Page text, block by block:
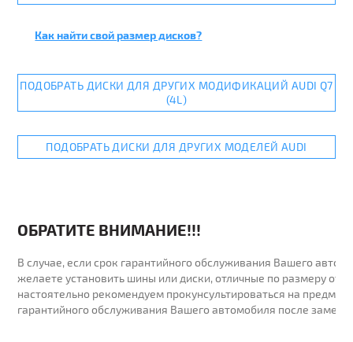
Как найти свой размер дисков?
ПОДОБРАТЬ ДИСКИ ДЛЯ ДРУГИХ МОДИФИКАЦИЙ AUDI Q7
(4L)
ПОДОБРАТЬ ДИСКИ ДЛЯ ДРУГИХ МОДЕЛЕЙ AUDI
ОБРАТИТЕ ВНИМАНИЕ!!!
В случае, если срок гарантийного обслуживания Вашего
желаете установить шины или диски, отличные по размеру от
настоятельно рекомендуем прокунсультироваться на предмет
гарантийного обслуживания Вашего автомобиля после